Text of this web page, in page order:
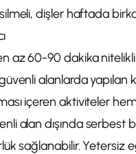
dişler haftada
az 60-90 dakika
alanlarda yapılan
içeren aktiviteler
alan dışında serbest
sağlanabilir. Yetersiz